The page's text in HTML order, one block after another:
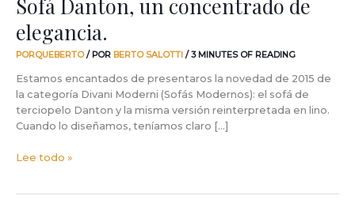
Sofá Danton, un concentrado de
elegancia.
PORQUEBERTO/ POR BERTO SALOTTI /3 MINUTES OF READING
Estamos encantados de presentaros la novedad de 2015 de
la categoría Divani Moderni (Sofás Modernos): el sofá de
terciopelo Danton y la misma versión reinterpretada en lino.
Cuando lo diseñamos, teníamos claro […]
Lee todo »